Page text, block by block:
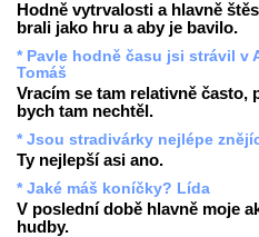
Hodně vytrvalosti a hlavně
brali jako hru a aby je bavilo.
* Pavle hodně času jsi strávil v
Tomáš
Vracím se tam relativně často,
bych tam nechtěl.
* Jsou stradivárky nejlépe
Ty nejlepší asi ano.
* Jaké máš koníčky? Lída
V poslední době hlavně moje
hudby.